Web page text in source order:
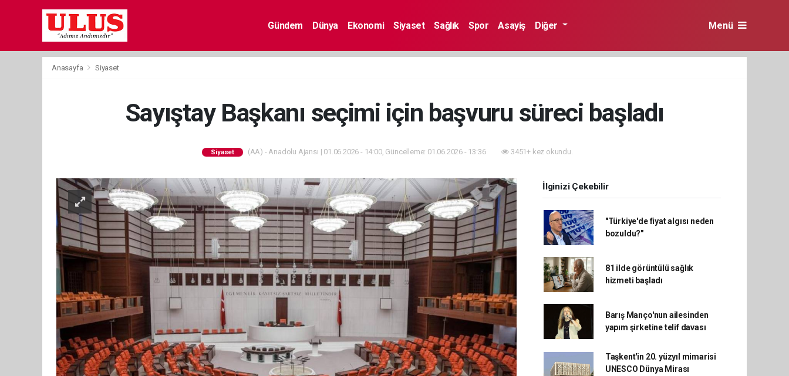
Gündem Dünya Ekonomi Siyaset Sağlık Spor Asayiş Diğer Menü
Anasayfa Siyaset
Sayıştay Başkanı seçimi için başvuru süreci başladı
Siyaset (AA) - Anadolu Ajansı | 01.06.2026 - 14:00, Güncelleme: 01.06.2026 - 13:36 3451+ kez okundu.
İlginizi Çekebilir
"Türkiye'de fiyat algısı neden
bozuldu?"
81 ilde görüntülü sağlık
hizmeti başladı
Barış Manço'nun ailesinden
yapım şirketine telif davası
Taşkent'in 20. yüzyıl mimarisi
UNESCO Dünya Mirası